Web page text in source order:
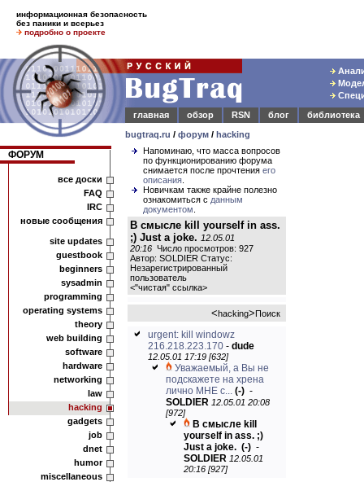
информационная безопасность
без паники и всерьез
подробно о проекте
главная
обзор RSN блог
библиотека
bugtraq.ru / форум / hacking
ФОРУМ
все доски
FAQ
IRC
новые сообщения
site updates
guestbook
beginners
sysadmin
programming
operating systems
theory
web building
software
hardware
networking
law
hacking
gadgets
job
dnet
humor
miscellaneous
Напоминаю, что масса вопросов
по функционированию форума
снимается после прочтения его
описания
Новичкам также крайне полезно
ознакомиться с данным
документом
В смысле kill yourself in ass.
;) Just a joke. 12.05.01
20:16 Число просмотров: 927
Автор: SOLDIER Статус:
Незарегистрированный
пользователь
<"чистая" ссылка>
<hacking>Поиск
urgent: kill windowz
216.218.223.170 - dude
12.05.01 17:19 [632]
Уважаемый, а Вы не
подскажете на хрена
лично МНЕ с... (-) -
SOLDIER 12.05.01 20:08
[972]
В смысле kill
yourself in ass. ;)
Just a joke. (-) -
SOLDIER 12.05.01
20:16 [927]